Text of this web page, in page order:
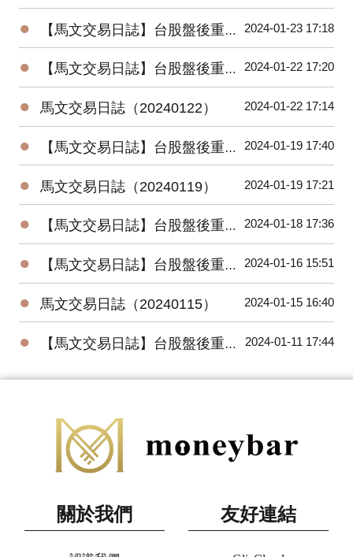
● 【馬文交易日誌】台股盤後重要數據（20240123） 2024-01-23 17:18
● 【馬文交易日誌】台股盤後重要數據（20240122） 2024-01-22 17:20
● 馬文交易日誌（20240122） 2024-01-22 17:14
● 【馬文交易日誌】台股盤後重要數據（20240119） 2024-01-19 17:40
● 馬文交易日誌（20240119） 2024-01-19 17:21
● 【馬文交易日誌】台股盤後重要數據（20240118） 2024-01-18 17:36
● 【馬文交易日誌】台股盤後重要數據（20240116） 2024-01-16 15:51
● 馬文交易日誌（20240115） 2024-01-15 16:40
● 【馬文交易日誌】台股盤後重要數據（20240111） 2024-01-11 17:44
關於我們 友好連結